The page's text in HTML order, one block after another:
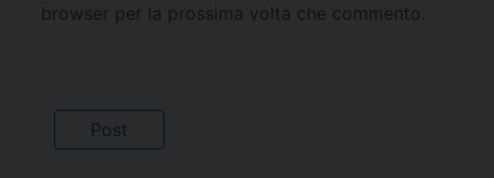
browser per la prossima volta che commento.